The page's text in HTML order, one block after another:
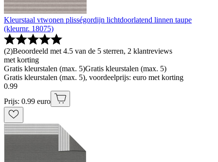
Kleurstaal vtwonen plisségordijn lichtdoorlatend linnen taupe
(kleurnr. 18075)
(2)Beoordeeld met 4.5 van de 5 sterren, 2 klantreviews
met korting
Gratis kleurstalen (max. 5)Gratis kleurstalen (max. 5)
Gratis kleurstalen (max. 5), voordeelprijs: euro met korting
0.99
Prijs: 0.99 euro